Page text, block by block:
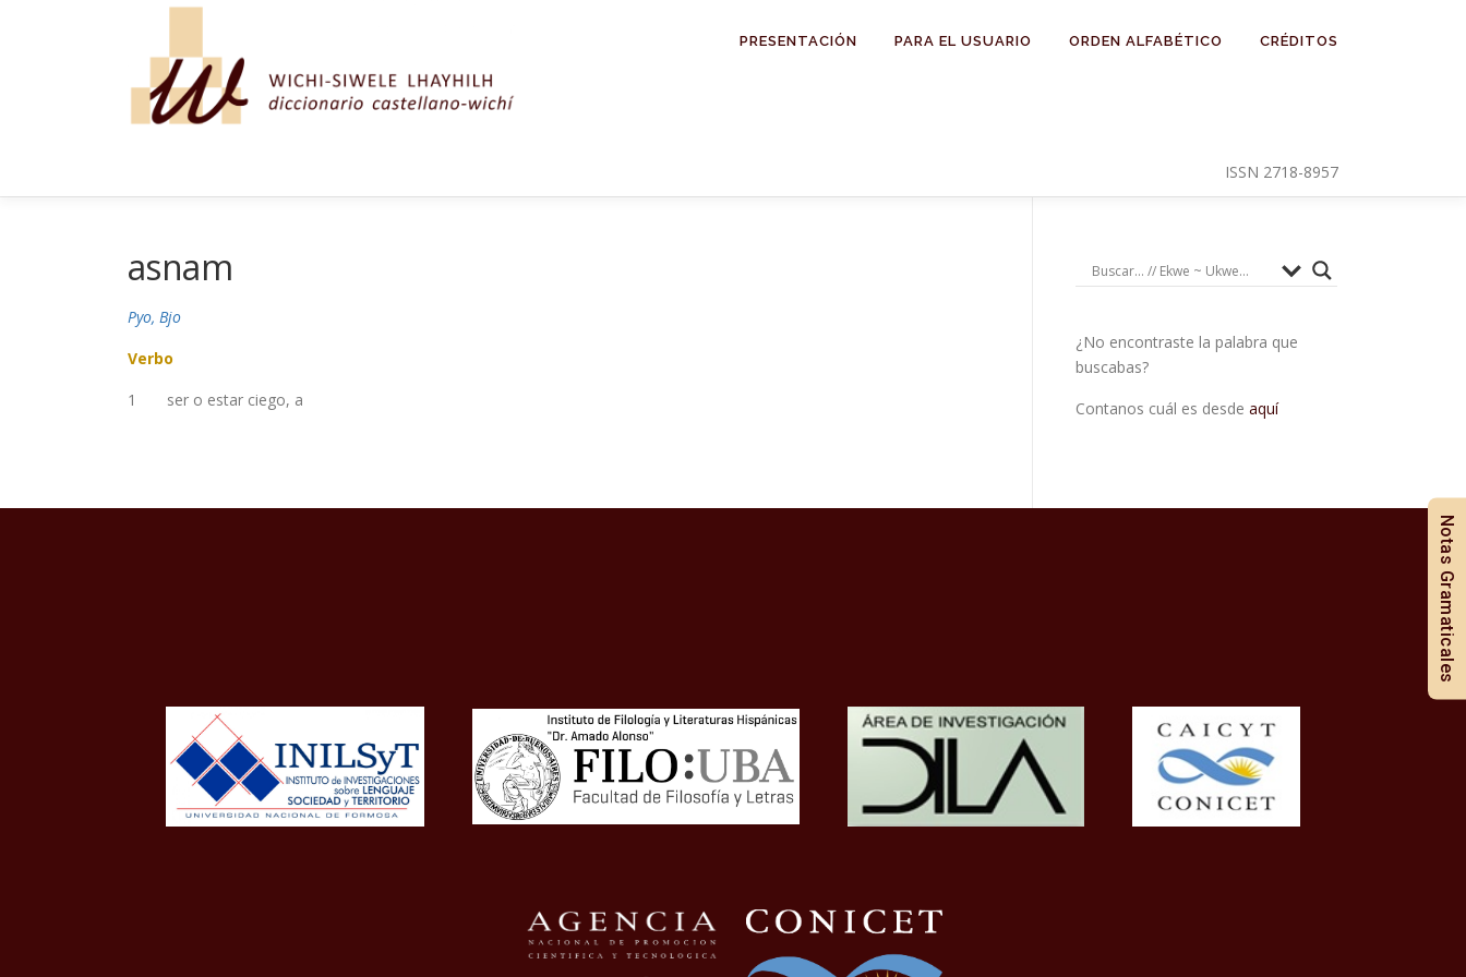
PRESENTACIÓN PARA EL USUARIO ORDEN ALFABÉTICO CRÉDITOS
ISSN 2718-8957
asnam
Pyo, Bjo
Verbo
1
ser o estar ciego, a
¿No encontraste la palabra que
buscabas?
Contanos cuál es desde aquí
Notas Gramaticales